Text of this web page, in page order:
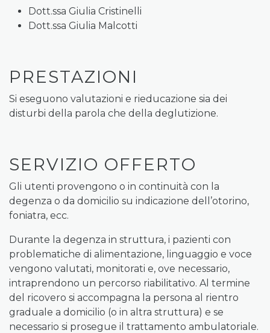
Dott.ssa Giulia Cristinelli
Dott.ssa Giulia Malcotti
PRESTAZIONI
Si eseguono valutazioni e rieducazione sia dei
disturbi della parola che della deglutizione.
SERVIZIO OFFERTO
Gli utenti provengono o in continuità con la
degenza o da domicilio su indicazione dell’otorino,
foniatra, ecc.
Durante la degenza in struttura, i pazienti con
problematiche di alimentazione, linguaggio e voce
vengono valutati, monitorati e, ove necessario,
intraprendono un percorso riabilitativo. Al termine
del ricovero si accompagna la persona al rientro
graduale a domicilio (o in altra struttura) e se
necessario si prosegue il trattamento ambulatoriale.